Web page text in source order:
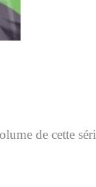
de cette